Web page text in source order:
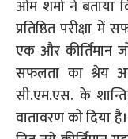
ओम शर्मा ने बताया
प्रतिष्ठित परीक्षा
एक और कीर्तिमान
सफलता का श्रेय
सी.एम.एस. के
वातावरण को दिया